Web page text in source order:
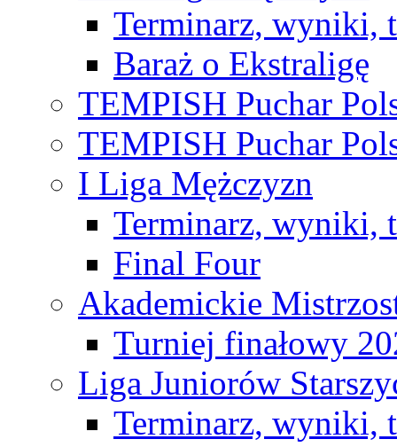
Terminarz, wyniki,
Baraż o Ekstraligę
TEMPISH Puchar
TEMPISH Puchar
I Liga Mężczyzn
Terminarz, wyniki,
Final Four
Akademickie
Turniej finałowy
Liga Juniorów
Terminarz, wyniki,